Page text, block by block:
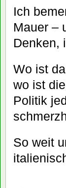
Ich
Mauer –
Denken,
Wo ist
wo ist
Politik
So weit